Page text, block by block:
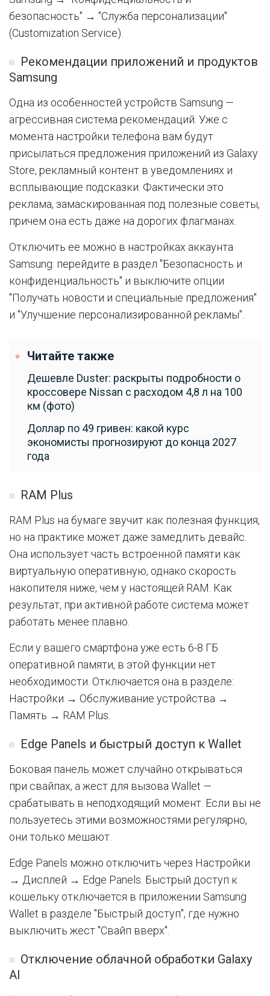
безопасность" → "Служба персонализации"
(Customization Service).
Рекомендации приложений и продуктов
Samsung
Одна из особенностей устройств Samsung —
агрессивная система рекомендаций. Уже с
момента настройки телефона вам будут
присылаться предложения приложений из Galaxy
Store, рекламный контент в уведомлениях и
всплывающие подсказки. Фактически это
реклама, замаскированная под полезные советы,
причем она есть даже на дорогих флагманах.
Отключить ее можно в настройках аккаунта
Samsung: перейдите в раздел "Безопасность и
конфиденциальность" и выключите опции
"Получать новости и специальные предложения"
и "Улучшение персонализированной рекламы".
Читайте также
Дешевле Duster: раскрыты подробности о
кроссовере Nissan с расходом 4,8 л на 100
км (фото)
Доллар по 49 гривен: какой курс
экономисты прогнозируют до конца 2027
года
RAM Plus
RAM Plus на бумаге звучит как полезная функция,
но на практике может даже замедлить девайс.
Она использует часть встроенной памяти как
виртуальную оперативную, однако скорость
накопителя ниже, чем у настоящей RAM. Как
результат, при активной работе система может
работать менее плавно.
Если у вашего смартфона уже есть 6-8 ГБ
оперативной памяти, в этой функции нет
необходимости. Отключается она в разделе:
Настройки → Обслуживание устройства →
Память → RAM Plus.
Edge Panels и быстрый доступ к Wallet
Боковая панель может случайно открываться
при свайпах, а жест для вызова Wallet —
срабатывать в неподходящий момент. Если вы не
пользуетесь этими возможностями регулярно,
они только мешают.
Edge Panels можно отключить через Настройки
→ Дисплей → Edge Panels. Быстрый доступ к
кошельку отключается в приложении Samsung
Wallet в разделе "Быстрый доступ", где нужно
выключить жест "Свайп вверх".
Отключение облачной обработки Galaxy
AI